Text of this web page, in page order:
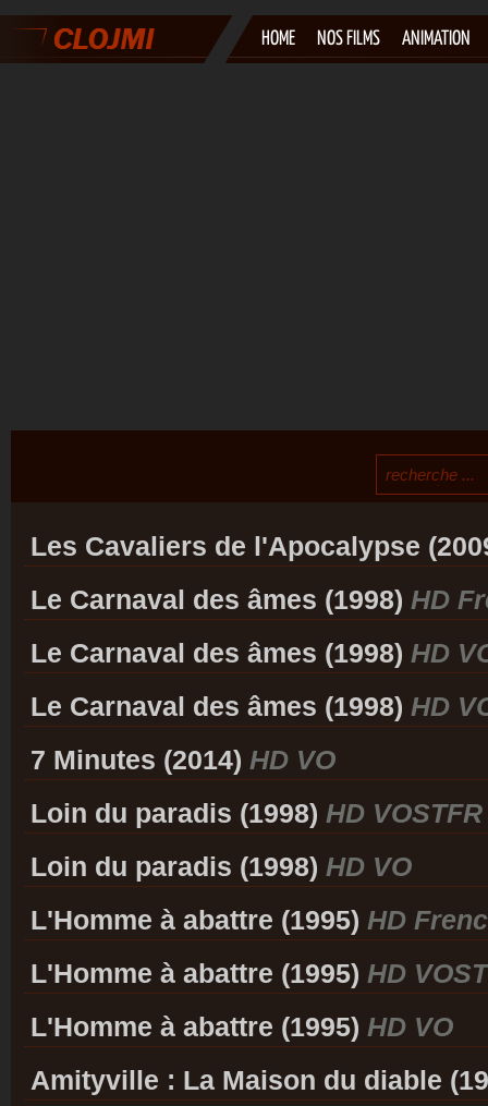
HOME NOS FILMS ANIMATION
Les Cavaliers de l'Apocalypse
Le Carnaval des âmes (1998) HD
Le Carnaval des âmes (1998) HD
Le Carnaval des âmes (1998) HD
7 Minutes (2014) HD VO
Loin du paradis (1998) HD VOSTFR
Loin du paradis (1998) HD VO
L'Homme à abattre (1995) HD
L'Homme à abattre (1995) HD
L'Homme à abattre (1995) HD VO
Amityville : La Maison du diable